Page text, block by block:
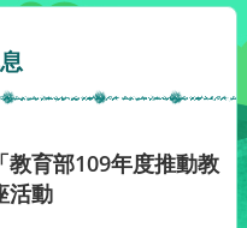
育部109年度推動教
活動